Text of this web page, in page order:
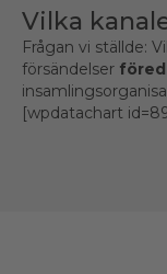
Vilka
Frågan vi ställde:
försändelser
[wpdatachart